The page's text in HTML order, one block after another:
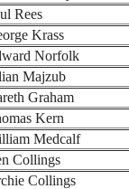
Rees
Krass
Norfolk
Majzub
Graham
Kern
Medcalf
Collings
Collings